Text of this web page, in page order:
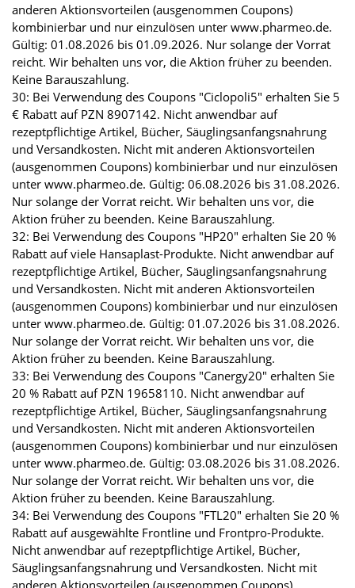
anderen Aktionsvorteilen (ausgenommen Coupons)
kombinierbar und nur einzulösen unter www.pharmeo.de.
Gültig: 01.08.2026 bis 01.09.2026. Nur solange der Vorrat
reicht. Wir behalten uns vor, die Aktion früher zu beenden.
Keine Barauszahlung.
30: Bei Verwendung des Coupons "Ciclopoli5" erhalten Sie 5
€ Rabatt auf PZN 8907142. Nicht anwendbar auf
rezeptpflichtige Artikel, Bücher, Säuglingsanfangsnahrung
und Versandkosten. Nicht mit anderen Aktionsvorteilen
(ausgenommen Coupons) kombinierbar und nur einzulösen
unter www.pharmeo.de. Gültig: 06.08.2026 bis 31.08.2026.
Nur solange der Vorrat reicht. Wir behalten uns vor, die
Aktion früher zu beenden. Keine Barauszahlung.
32: Bei Verwendung des Coupons "HP20" erhalten Sie 20 %
Rabatt auf viele Hansaplast-Produkte. Nicht anwendbar auf
rezeptpflichtige Artikel, Bücher, Säuglingsanfangsnahrung
und Versandkosten. Nicht mit anderen Aktionsvorteilen
(ausgenommen Coupons) kombinierbar und nur einzulösen
unter www.pharmeo.de. Gültig: 01.07.2026 bis 31.08.2026.
Nur solange der Vorrat reicht. Wir behalten uns vor, die
Aktion früher zu beenden. Keine Barauszahlung.
33: Bei Verwendung des Coupons "Canergy20" erhalten Sie
20 % Rabatt auf PZN 19658110. Nicht anwendbar auf
rezeptpflichtige Artikel, Bücher, Säuglingsanfangsnahrung
und Versandkosten. Nicht mit anderen Aktionsvorteilen
(ausgenommen Coupons) kombinierbar und nur einzulösen
unter www.pharmeo.de. Gültig: 03.08.2026 bis 31.08.2026.
Nur solange der Vorrat reicht. Wir behalten uns vor, die
Aktion früher zu beenden. Keine Barauszahlung.
34: Bei Verwendung des Coupons "FTL20" erhalten Sie 20 %
Rabatt auf ausgewählte Frontline und Frontpro-Produkte.
Nicht anwendbar auf rezeptpflichtige Artikel, Bücher,
Säuglingsanfangsnahrung und Versandkosten. Nicht mit